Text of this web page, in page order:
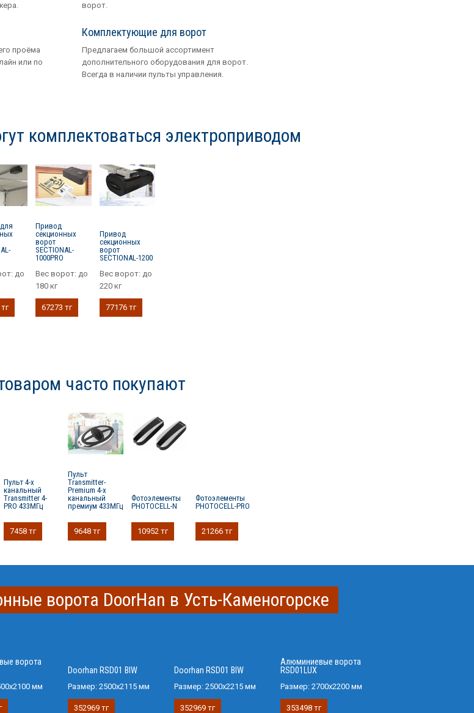
ворот.
проёма
или по
Комплектующие для ворот
Предлагаем большой ассортимент
дополнительного оборудования для ворот.
Всегда в наличии пульты управления.
комплектоваться электроприводом
до
Привод
секционных
ворот
SECTIONAL-
1000PRO
Вес ворот:до
180 кг
67273 тг
Привод
секционных
ворот
SECTIONAL-1200
Вес ворот: до
220 кг
77176 тг
часто покупают
Пульт 4-х
канальный
Transmitter 4-
PRO 433МГц
7458 тг
Пульт
Transmitter-
Premium 4-х
канальный
премиум 433МГц
9648 тг
Фотоэлементы
PHOTOCELL-N
10952 тг
Фотоэлементы
PHOTOCELL-PRO
21266 тг
ворота DoorHan в Усть-Каменогорске
ворота
мм
Doorhan RSD01 BIW
Размер: 2500х2115 мм
352969 тг
Doorhan RSD01 BIW
Размер: 2500х2215 мм
352969 тг
Алюминиевые ворота
RSD01LUX
Размер: 2700x2200 мм
353498 тг